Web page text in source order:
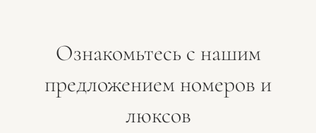
Ознакомьтесь с нашим
предложением номеров и
люксов